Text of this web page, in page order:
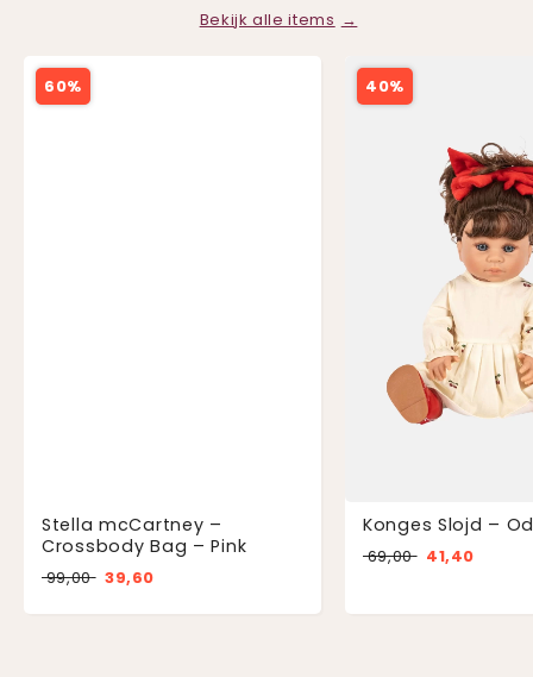
Bekijk alle items
60%
Stella mcCartney –
Crossbody Bag – Pink
99,00 39,60
40%
Konges Slojd –
69,00 41,40